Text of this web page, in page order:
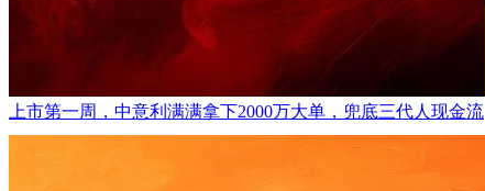
上市第一周，中意利满满拿下2000万大单，兜底三代人现金流